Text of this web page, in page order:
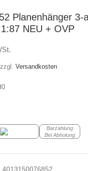
Planenhänger 3-
NEU + OVP
zzgl. Versandkosten
Barzahlung
Bei Abholung
4013150076852